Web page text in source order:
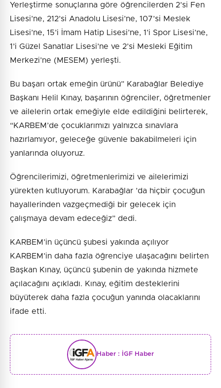
Yerleştirme sonuçlarına göre öğrencilerden 2’si Fen
Lisesi’ne, 212’si Anadolu Lisesi’ne, 107’si Meslek
Lisesi’ne, 15’i İmam Hatip Lisesi’ne, 1’i Spor Lisesi’ne,
1’i Güzel Sanatlar Lisesi’ne ve 2’si Mesleki Eğitim
Merkezi’ne (MESEM) yerleşti.
Bu başarı ortak emeğin ürünü” Karabağlar Belediye
Başkanı Helil Kınay, başarının öğrenciler, öğretmenler
ve ailelerin ortak emeğiyle elde edildiğini belirterek,
“KARBEM’de çocuklarımızı yalnızca sınavlara
hazırlamıyor, geleceğe güvenle bakabilmeleri için
yanlarında oluyoruz.
Öğrencilerimizi, öğretmenlerimizi ve ailelerimizi
yürekten kutluyorum. Karabağlar ’da hiçbir çocuğun
hayallerinden vazgeçmediği bir gelecek için
çalışmaya devam edeceğiz” dedi.
KARBEM’in üçüncü şubesi yakında açılıyor
KARBEM’in daha fazla öğrenciye ulaşacağını belirten
Başkan Kınay, üçüncü şubenin de yakında hizmete
açılacağını açıkladı. Kınay, eğitim desteklerini
büyüterek daha fazla çocuğun yanında olacaklarını
ifade etti.
Haber : İGF Haber